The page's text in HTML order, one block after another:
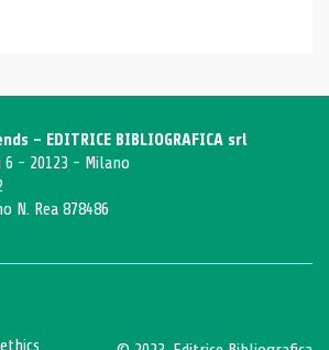
- EDITRICE BIBLIOGRAFICA srl
6 - 20123 - Milano
N. Rea 878486